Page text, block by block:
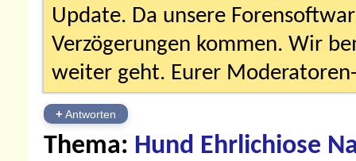
Update. Da unsere
Verzögerungen kommen. Wir
weiter geht. Eurer
+Antworten
Thema: Hund Ehrlichiose